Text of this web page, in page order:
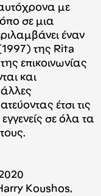
με
σε μια
έναν
της Rita
επικοινωνίας
και
άλλες
έτσι τις
σε όλα τα
Koushos,